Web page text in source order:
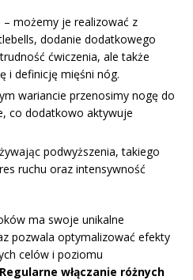
– możemy je realizować z
dodanie dodatkowego
ćwiczenia, ale także
i definicję mięśni nóg.
wariancie przenosimy nogę do
co dodatkowo aktywuje
podwyższenia, takiego
ruchu oraz intensywność
ma swoje unikalne
pozwala optymalizować efekty
celów i poziomu
Regularne włączanie różnych